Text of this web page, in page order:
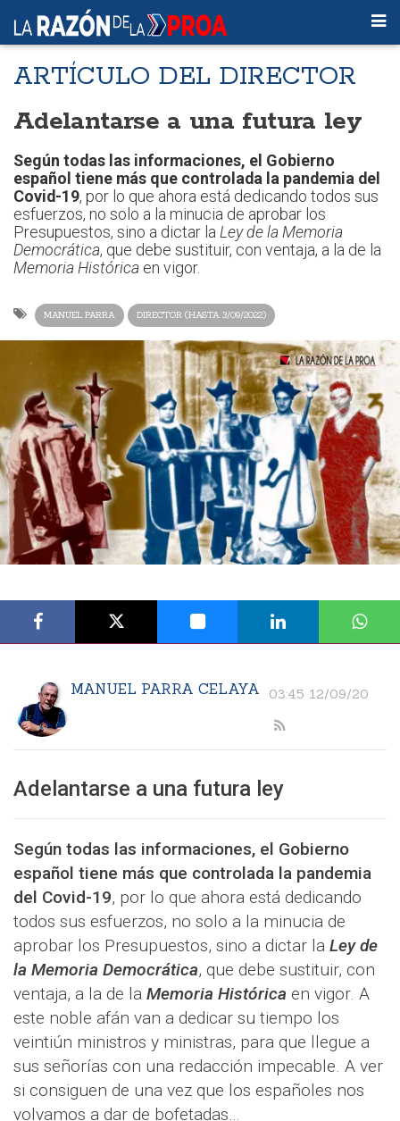
ARTÍCULO DEL DIRECTOR
Adelantarse a una futura ley
Según todas las informaciones, el Gobierno
español tiene más que controlada la pandemia del
Covid-19, por lo que ahora está dedicando todos sus
esfuerzos, no solo a la minucia de aprobar los
Presupuestos, sino a dictar la Ley de la Memoria
Democrática, que debe sustituir, con ventaja, a la de la
Memoria Histórica en vigor.
MANUEL PARRA DIRECTOR (HASTA 3/09/2022)
MANUEL PARRA CELAYA 03:45 12/09/20
Adelantarse a una futura ley
Según todas las informaciones, el Gobierno
español tiene más que controlada la pandemia
del Covid-19, por lo que ahora está dedicando
todos sus esfuerzos, no solo a la minucia de
aprobar los Presupuestos, sino a dictar la Ley de
la Memoria Democrática, que debe sustituir, con
ventaja, a la de la Memoria Histórica en vigor. A
este noble afán van a dedicar su tiempo los
veintiún ministros y ministras, para que llegue a
sus señorías con una redacción impecable. A ver
si consiguen de una vez que los españoles nos
volvamos a dar de bofetadas…